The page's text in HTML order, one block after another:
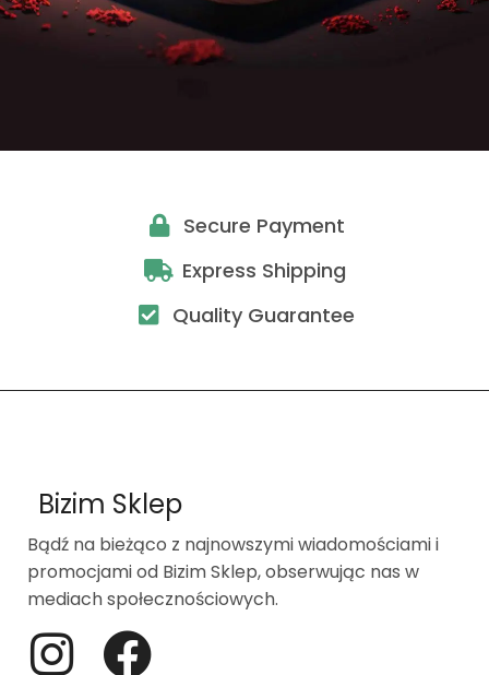
Secure Payment
Express Shipping
Quality Guarantee
Bizim Sklep
Bądź na bieżąco z najnowszymi wiadomościami i
promocjami od Bizim Sklep, obserwując nas w
mediach społecznościowych.